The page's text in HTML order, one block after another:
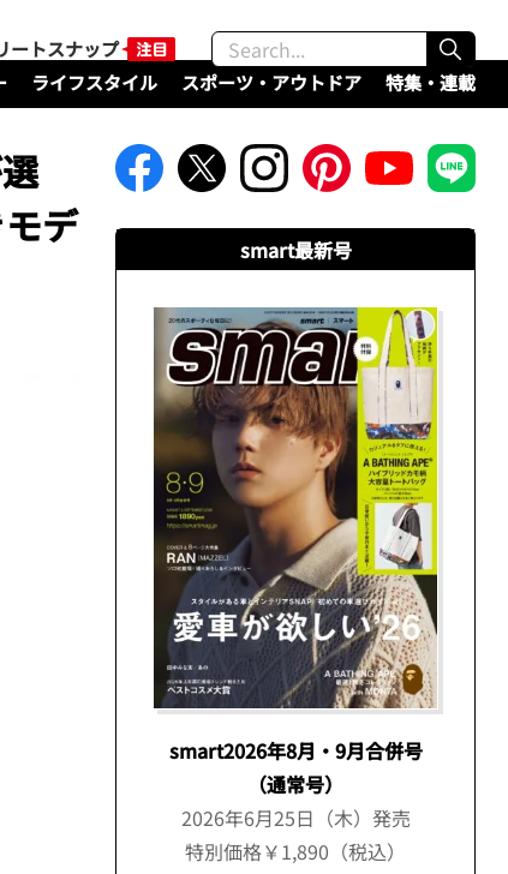
ートスナップ
ライフスタイル スポーツ・アウトドア 特集・連載
デ
smart最新号
smart2026年8月・9月合併号
（通常号）
2026年6月25日（木）発売
特別価格￥1,890（税込）